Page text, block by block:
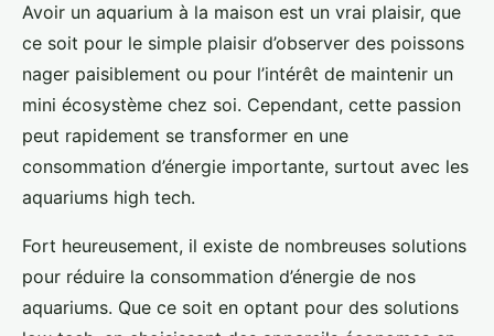
Avoir un aquarium à la maison est un vrai plaisir, que
ce soit pour le simple plaisir d’observer des poissons
nager paisiblement ou pour l’intérêt de maintenir un
mini écosystème chez soi. Cependant, cette passion
peut rapidement se transformer en une
consommation d’énergie importante, surtout avec les
aquariums high tech.
Fort heureusement, il existe de nombreuses solutions
pour réduire la consommation d’énergie de nos
aquariums. Que ce soit en optant pour des solutions